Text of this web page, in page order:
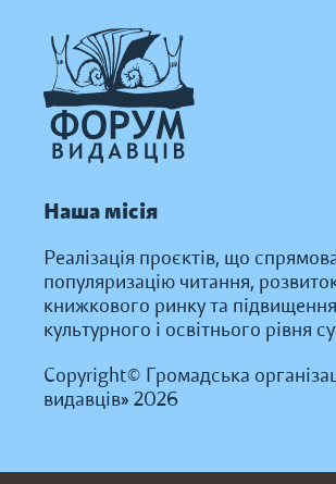
Наша місія
Реалізація проєктів, що
популяризацію читання,
книжкового ринку та підвищення
культурного і освітнього рівня
Copyright© Громадська
видавців» 2026